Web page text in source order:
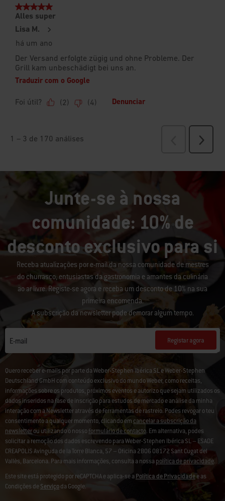
Junte-se à nossa
comunidade: 10% de
desconto exclusivo para si
Receba atualizações por e-mail da nossa comunidade de mestres
do churrasco, entusiastas da gastronomia e amantes da culinária
ao ar livre. Registe-se agora e receba um desconto de 10% na sua
primeira encomenda.
A subscrição da newsletter pode demorar algum tempo.
E-mail Registar agora
Quero receber e-mails por parte da Weber-Stephen Ibérica SL e Weber-Stephen
Deutschland GmbH com conteúdo exclusivo do mundo Weber, como receitas,
informações sobre os produtos, próximos eventos e autorizo que sejam utilizados os
dados inseridos na fase de inscrição para estudos de mercado e análise da minha
interação com a Newsletter através de ferramentas de rastreio. Podes revogar o teu
consentimento a qualquer momento, clicando em cancelar a subscrição da
newsletterou utilizando o nossoformulário de contacto. Em alternativa, podes
solicitar a remoção dos dados escrevendo para Weber-Stephen Ibérica SL – ESADE
CREAPOLIS Avinguda de la Torre Blanca, 57 – Oficina 2B06 08172 Sant Cugat del
Vallès, Barcelona. Para mais informações, consulta a nossapolítica de privacidade.
Este site está protegido por reCAPTCHA e aplica-se aPolítica de Privacidadee as
Condições deServiçoda Google.